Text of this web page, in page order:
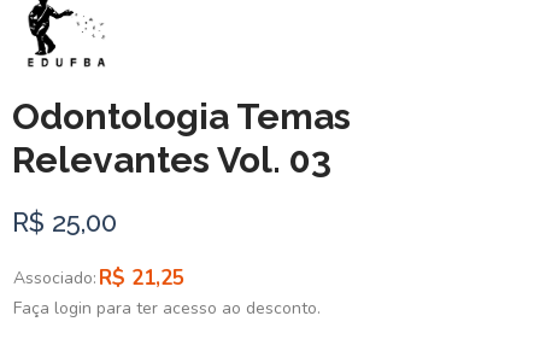
Odontologia Temas
Relevantes Vol. 03
R$ 25,00
Associado: R$ 21,25
Faça login para ter acesso ao desconto.